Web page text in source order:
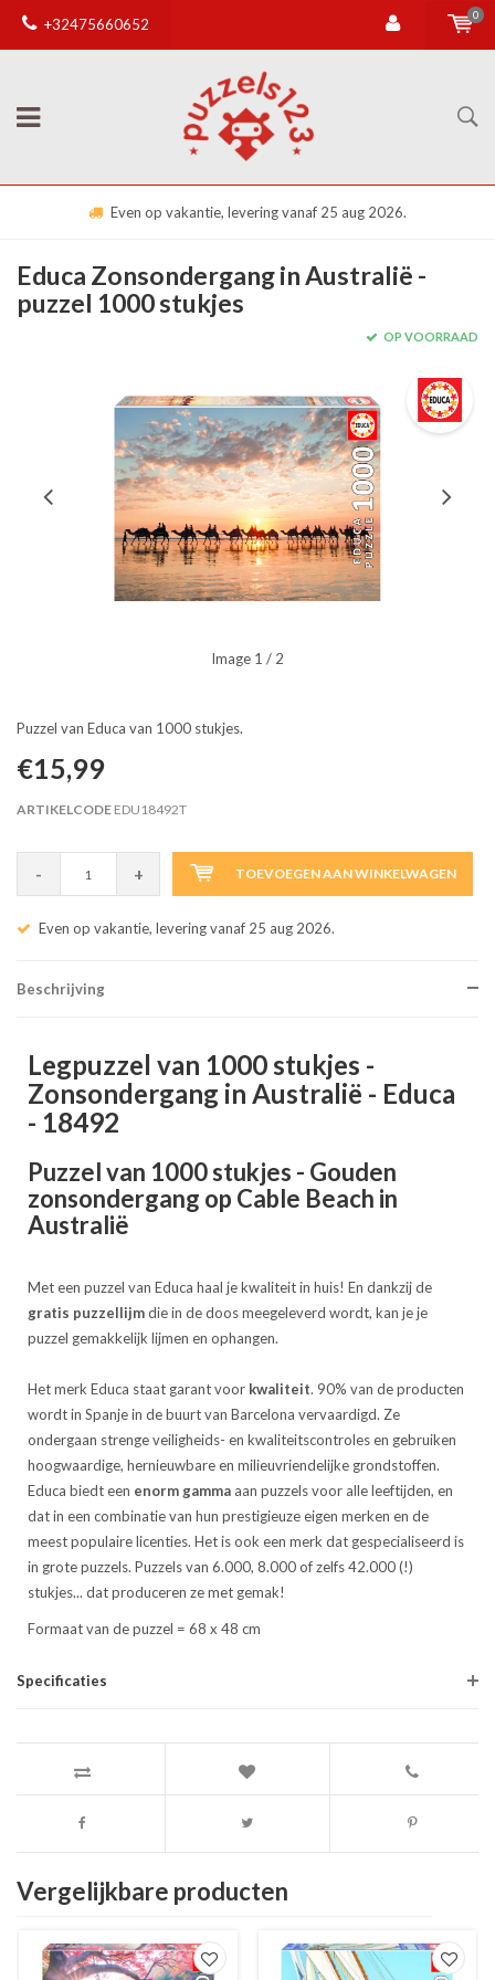
+32475660652
0
Even op vakantie, levering vanaf 25 aug 2026.
Educa Zonsondergang in Australië -
puzzel 1000 stukjes
OP VOORRAAD
Image 1 / 2
Puzzel van Educa van 1000 stukjes.
€15,99
ARTIKELCODE EDU18492T
- + TOEVOEGEN AAN WINKELWAGEN
Even op vakantie, levering vanaf 25 aug 2026.
Beschrijving
Legpuzzel van 1000 stukjes -
Zonsondergang in Australië - Educa
- 18492
Puzzel van 1000 stukjes - Gouden
zonsondergang op Cable Beach in
Australië
Met een puzzel van Educa haal je kwaliteit in huis! En dankzij de
gratis puzzellijmdie in de doos meegeleverd wordt, kan je je
puzzel gemakkelijk lijmen en ophangen.
Het merk Educa staat garant voor kwaliteit. 90% van de producten
wordt in Spanje in de buurt van Barcelona vervaardigd. Ze
ondergaan strenge veiligheids- en kwaliteitscontroles en gebruiken
hoogwaardige, hernieuwbare en milieuvriendelijke grondstoffen.
Educa biedt een enorm gamma aan puzzels voor alle leeftijden, en
dat in een combinatie van hun prestigieuze eigen merken en de
meest populaire licenties. Het is ook een merk dat gespecialiseerd is
in grote puzzels. Puzzels van 6.000, 8.000 of zelfs 42.000 (!)
stukjes... dat produceren ze met gemak!
Formaat van de puzzel = 68 x 48 cm
Specificaties
Vergelijkbare producten